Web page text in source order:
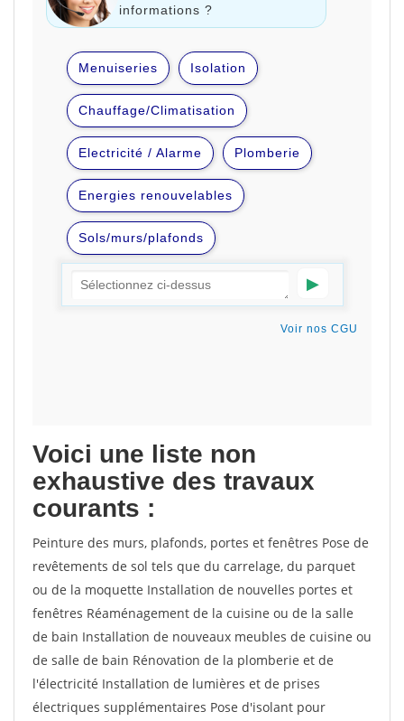
Voici une liste non
exhaustive des travaux
courants :
Peinture des murs, plafonds, portes et fenêtres Pose de
revêtements de sol tels que du carrelage, du parquet
ou de la moquette Installation de nouvelles portes et
fenêtres Réaménagement de la cuisine ou de la salle
de bain Installation de nouveaux meubles de cuisine ou
de salle de bain Rénovation de la plomberie et de
l'électricité Installation de lumières et de prises
électriques supplémentaires Pose d'isolant pour